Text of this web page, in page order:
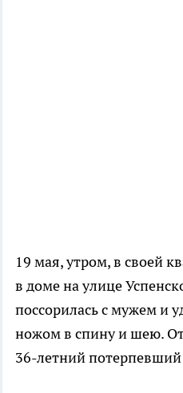
19 мая, утром, в своей
в доме на улице
поссорилась с мужем и
ножом в спину и шею.
36-летний потерпевший